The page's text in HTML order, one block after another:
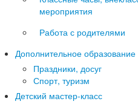
мероприятия
Работа с родителями
Дополнительное образование
Праздники, досуг
Спорт, туризм
Детский мастер-класс